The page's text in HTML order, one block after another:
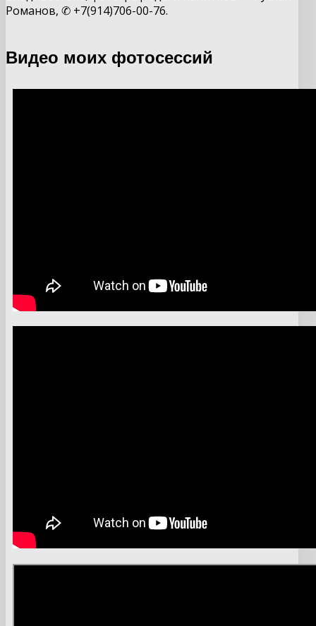
Романов, ✆ +7(914)706-00-76.
Видео моих фотосессий